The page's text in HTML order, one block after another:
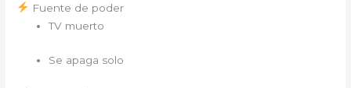
Fuente de poder
TV muerto
Se apaga solo